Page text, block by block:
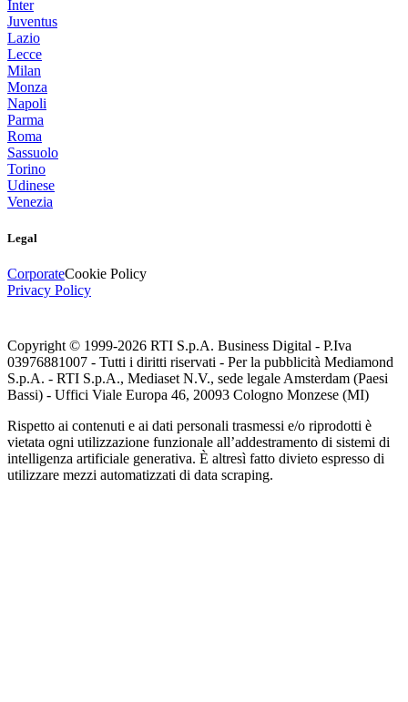
Inter
Juventus
Lazio
Lecce
Milan
Monza
Napoli
Parma
Roma
Sassuolo
Torino
Udinese
Venezia
Legal
CorporateCookie Policy
Privacy Policy
Copyright © 1999-2026 RTI S.p.A. Business Digital - P.Iva
03976881007 - Tutti i diritti riservati - Per la pubblicità Mediamond
S.p.A. - RTI S.p.A., Mediaset N.V., sede legale Amsterdam (Paesi
Bassi) - Uffici Viale Europa 46, 20093 Cologno Monzese (MI)
Rispetto ai contenuti e ai dati personali trasmessi e/o riprodotti è
vietata ogni utilizzazione funzionale all’addestramento di sistemi di
intelligenza artificiale generativa. È altresì fatto divieto espresso di
utilizzare mezzi automatizzati di data scraping.